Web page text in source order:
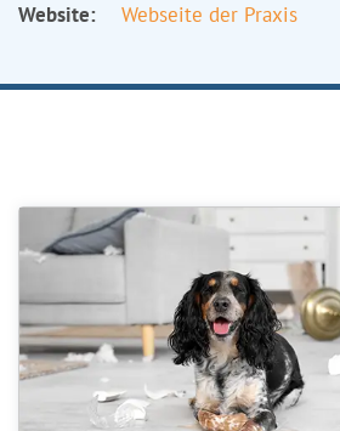
Website:
Webseite der Praxis